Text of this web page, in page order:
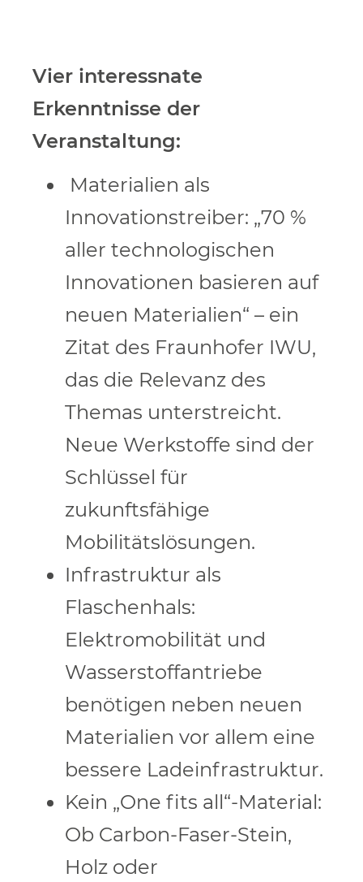
Vier interessnate
Erkenntnisse der
Veranstaltung:
Materialien als
Innovationstreiber: „70 %
aller technologischen
Innovationen basieren auf
neuen Materialien“ – ein
Zitat des Fraunhofer IWU,
das die Relevanz des
Themas unterstreicht.
Neue Werkstoffe sind der
Schlüssel für
zukunftsfähige
Mobilitätslösungen.
Infrastruktur als
Flaschenhals:
Elektromobilität und
Wasserstoffantriebe
benötigen neben neuen
Materialien vor allem eine
bessere Ladeinfrastruktur.
Kein „One fits all“-Material:
Ob Carbon-Faser-Stein,
Holz oder